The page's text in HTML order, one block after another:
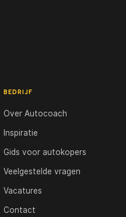
BEDRIJF
Over Autocoach
Inspiratie
Gids voor autokopers
Veelgestelde vragen
Vacatures
Contact